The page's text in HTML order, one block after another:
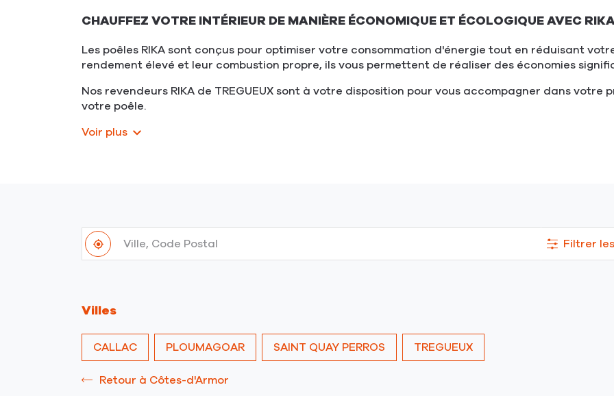
CHAUFFEZ VOTRE INTÉRIEUR DE MANIÈRE ÉCONOMIQUE ET ÉCOLOGIQUE AVEC
Les poêles RIKA sont conçus pour optimiser votre consommation d'énergie tout en réduisant
rendement élevé et leur combustion propre, ils vous permettent de réaliser des économies
Nos revendeurs RIKA de TREGUEUX sont à votre disposition pour vous accompagner dans
votre poêle.
Voir plus
À
proximité
,
trouver
de
RIKA
Ville,
Code
Postal
Filtrer
Villes
CALLAC PLOUMAGOAR SAINT QUAY PERROS TREGUEUX
Retour à Côtes-d'Armor